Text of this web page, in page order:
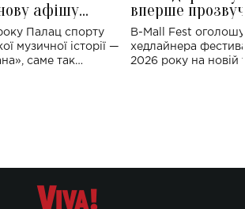
афішу
в Палаці
Палац спорту
музичної історії —
саме так
вперше
Україні: де
B-Mall Fest
хедлайнера
2026 року на новій